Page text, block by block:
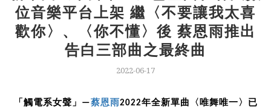
位音樂平台上架 繼〈不要讓我太喜
歡你〉、〈你不懂〉後 蔡恩雨推出
告白三部曲之最終曲
2022-06-17
「觸電系女聲」—蔡恩雨2022年全新單曲〈唯舞唯一〉已